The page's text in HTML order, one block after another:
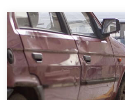
U kunt er ook voor kiezen om
verkopen en op te laten halen
Ophaaldienst van
auto gratis ophalen in
contact op of maak een
direct een tweedehands auto
aanvragen? Dat kan via de